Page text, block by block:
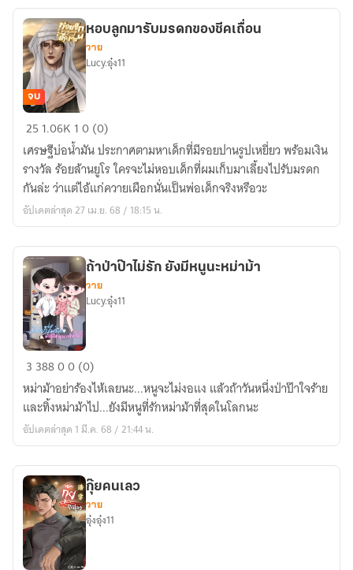
หอบ
มา
รับ
มรดก
ของ
เถื่อน
จบ
หอบลูกมารับมรดกของชีคเถื่อน
วาย
Lucy.อุ๋ง11
25 1.06K 10 (0)
เศรษฐีบ่อน้ำมัน ประกาศตามหาเด็กที่มีรอยปานรูปเหยี่ยว พร้อมเงิน
รางวัล ร้อยล้านยูโร ใครจะไม่หอบเด็กที่ผมเก็บมาเลี้ยงไปรับมรดก
กันล่ะ ว่าแต่ไอ้แก่ควายเผือกนั่นเป็นพ่อเด็กจริงหรือวะ
อัปเดตล่าสุด 27 เม.ย. 68 / 18:15 น.
ถ้า
ป่า
ป๊า
ไม่
รัก
มี
หนู
นะ
หม่า
ม้า
ถ้าป่าป๊าไม่รัก ยังมีหนูนะหม่าม้า
วาย
Lucy.อุ๋ง11
3 38800 (0)
หม่าม้าอย่าร้องไห้เลยนะ...หนูจะไม่งอแง แล้วถ้าวันหนึ่งป่าป๊าใจร้าย
และทิ้งหม่าม้าไป...ยังมีหนูที่รักหม่าม้าที่สุดในโลกนะ
อัปเดตล่าสุด 1 มี.ค. 68 / 21:44 น.
กุ๊ยคนเลว
วาย
อุ๋งอุ๋ง11